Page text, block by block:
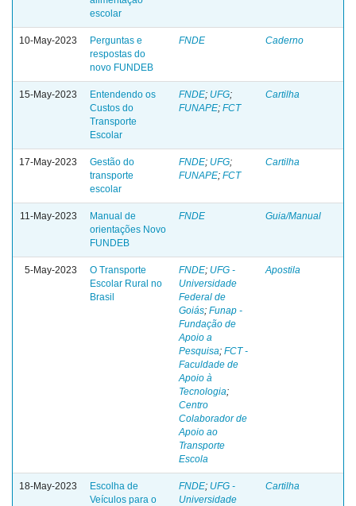
escolar
10-May-2023
Perguntas e
respostas do
novo FUNDEB
FNDE Caderno
15-May-2023
Entendendo os
Custos do
Transporte
Escolar
FNDE; UFG;
FUNAPE; FCT
Cartilha
17-May-2023
Gestão do
transporte
escolar
FNDE; UFG;
FUNAPE; FCT
Cartilha
11-May-2023
Manual de
orientações Novo
FUNDEB
FNDE Guia/Manual
5-May-2023
O Transporte
Escolar Rural no
Brasil
FNDE; UFG -
Universidade
Federal de
Goiás; Funap -
Fundação de
Apoio a
Pesquisa; FCT -
Faculdade de
Apoio à
Tecnologia;
Centro
Colaborador de
Apoio ao
Transporte
Escola
Apostila
18-May-2023
Escolha de
Veículos para o
FNDE; UFG -
Universidade
Cartilha